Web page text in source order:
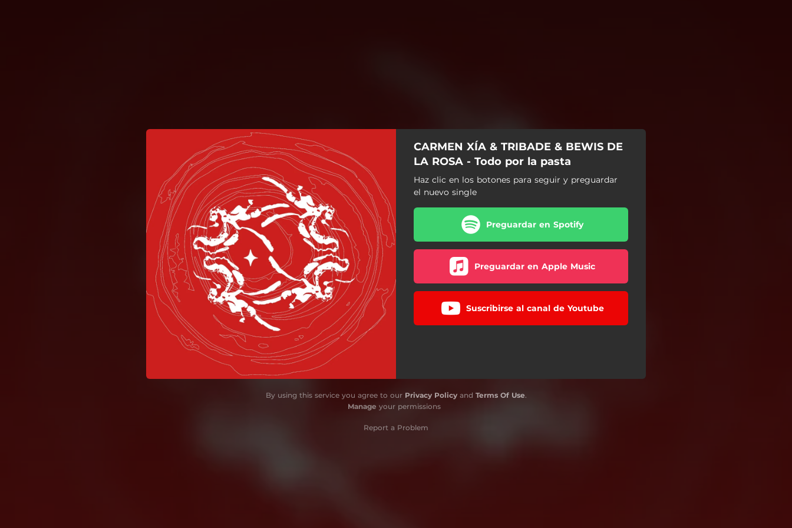
You're all set!
CARMEN XÍA & TRIBADE & BEWIS DE
LA ROSA - Todo por la pasta
Haz clic en los botones para seguir y preguardar
el nuevo single
Preguardar en Spotify
Preguardar en Apple Music
Suscribirse al canal de Youtube
By using this service you agree to our Privacy Policyand Terms Of Use.
Manage your permissions
Report a Problem